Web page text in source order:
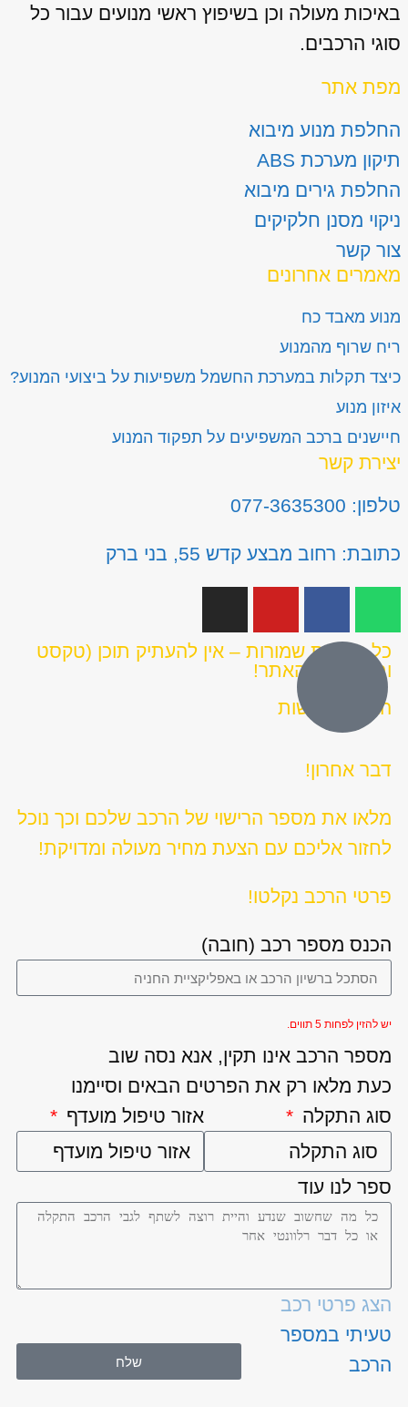
באיכות מעולה וכן בשיפוץ ראשי מנועים עבור כל
סוגי הרכבים.
מפת אתר
החלפת מנוע מיבוא
תיקון מערכת ABS
החלפת גירים מיבוא
ניקוי מסנן חלקיקים
צור קשר
מאמרים אחרונים
מנוע מאבד כח
ריח שרוף מהמנוע
כיצד תקלות במערכת החשמל משפיעות על ביצועי המנוע?
איזון מנוע
חיישנים ברכב המשפיעים על תפקוד המנוע
יצירת קשר
טלפון: 077-3635300
כתובת: רחוב מבצע קדש 55, בני ברק
כל הזכויות שמורות – אין להעתיק תוכן (טקסט
ותמונות) מהאתר!
הצהרת נגישות
דבר אחרון!
מלאו את מספר הרישוי של הרכב שלכם וכך נוכל
לחזור אליכם עם הצעת מחיר מעולה ומדויקת!
פרטי הרכב נקלטו!
הכנס מספר רכב (חובה)
יש להזין לפחות 5 תווים.
מספר הרכב אינו תקין, אנא נסה שוב
כעת מלאו רק את הפרטים הבאים וסיימנו
סוג התקלה
אזור טיפול מועדף
ספר לנו עוד
הצג פרטי רכב
טעיתי במספר
הרכב
שלח